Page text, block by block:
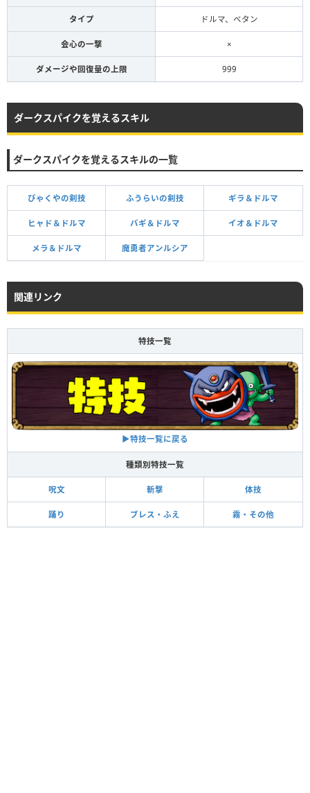
タイプ ドルマ、ベタン
会心の一撃 ×
ダメージや回復量の上限 999
ダークスパイクを覚えるスキル
ダークスパイクを覚えるスキルの一覧
びゃくやの剣技 ふうらいの剣技 ギラ＆ドルマ
ヒャド＆ドルマ バギ＆ドルマ イオ＆ドルマ
メラ＆ドルマ 魔勇者アンルシア
関連リンク
特技一覧
▶特技一覧に戻る
種類別特技一覧
呪文 斬撃 体技
踊り ブレス・ふえ 霧・その他